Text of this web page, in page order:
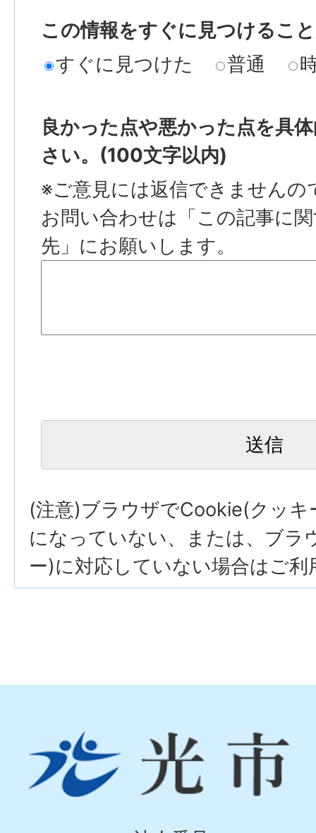
この情報をすぐに見つけるこ
すぐに見つけた
普通
良かった点や悪かった点を具
さい。(100文字以内)
※ご意見には返信できませんの
お問い合わせは「この記事に
先」にお願いします。
(注意)ブラウザでCookie(クッキ
になっていない、または、ブラ
ー)に対応していない場合はご利
市
Hikari